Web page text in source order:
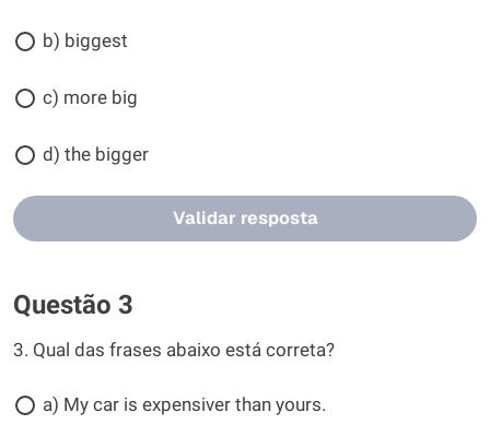
b) biggest
c) more big
d) the bigger
Validar resposta
Questão 3
3. Qual das frases abaixo está correta?
a) My car is expensiver than yours.